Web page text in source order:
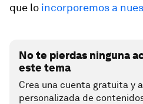
que lo incorporemos a
No te pierdas ninguna
este tema
Crea una cuenta gratuita y
personalizada de